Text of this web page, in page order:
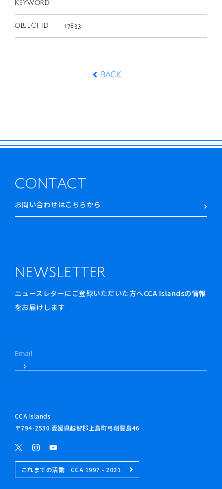
KEYWORD
OBJECT ID 17833
BACK
CONTACT
お問い合わせはこちらから
NEWSLETTER
ニュースレターにご登録いただいた方へCCA Islandsの情報
をお届けします
CCA Islands
〒794-2530 愛媛県越智郡上島町弓削豊島46
これまでの活動 CCA 1997 - 2021